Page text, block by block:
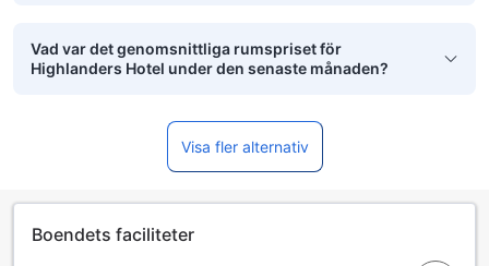
Vad var det genomsnittliga rumspriset för
Highlanders Hotel under den senaste månaden?
Visa fler alternativ
Boendets faciliteter